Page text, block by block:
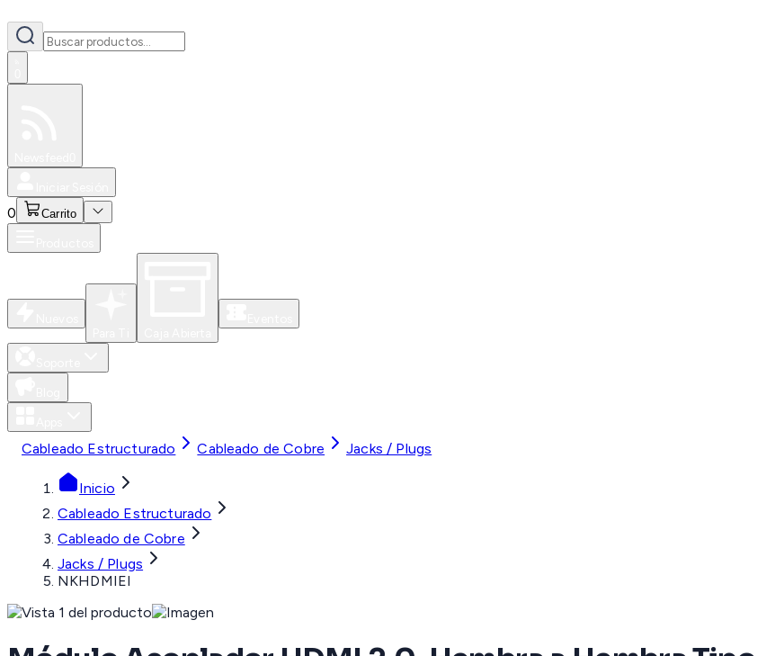
0 Carrito
Cableado Estructurado Cableado de Cobre Jacks / Plugs
Inicio
Cableado Estructurado
Cableado de Cobre
Jacks / Plugs
NKHDMIEI